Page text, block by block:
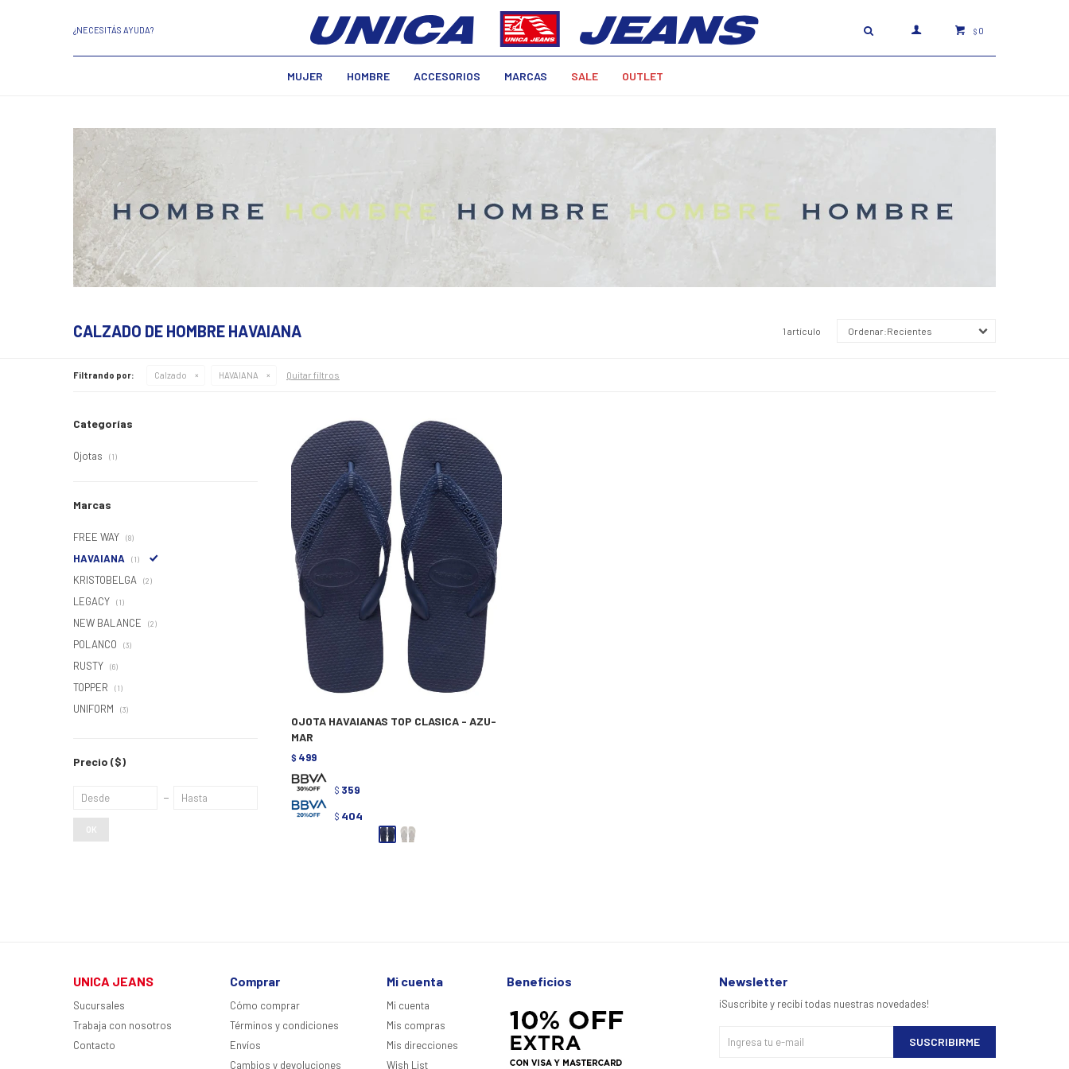
MUJER HOMBRE ACCESORIOS MARCAS SALE OUTLET
$ 0
¿NECESITÁS AYUDA?
CALZADO DE HOMBRE HAVAIANA 1 artículo Recientes
Filtrando por: Calzado HAVAIANA Quitar filtros
OJOTA HAVAIANAS TOP CLASICA - AZU-
MAR
$ 499
$ 359
$ 404
Categorías
Ojotas (1)
Marcas
FREE WAY (8)
HAVAIANA (1)
KRISTOBELGA (2)
LEGACY (1)
NEW BALANCE (2)
POLANCO (3)
RUSTY (6)
TOPPER (1)
UNIFORM (3)
Precio ($)
OK
UNICA JEANS
Sucursales
Trabaja con nosotros
Contacto
Comprar
Cómo comprar
Términos y condiciones
Envíos
Cambios y devoluciones
Mi cuenta
Mi cuenta
Mis compras
Mis direcciones
Wish List
Beneficios Newsletter
¡Suscribite y recibí todas nuestras novedades!
SUSCRIBIRME